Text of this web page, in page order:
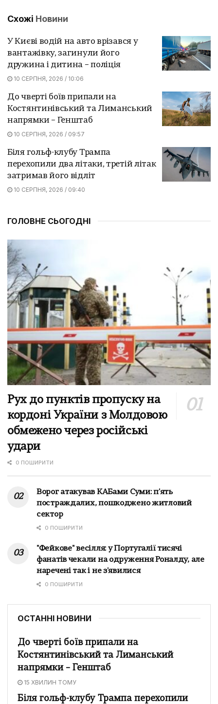
Схожі Новини
У Києві водій на авто врізався у
вантажівку, загинули його
дружина і дитина – поліція
10 СЕРПНЯ, 2026 / 10:06
До чверті боїв припали на
Костянтинівський та Лиманський
напрямки – Генштаб
10 СЕРПНЯ, 2026 / 09:57
Біля гольф-клубу Трампа
перехопили два літаки, третій літак
затримав його відліт
10 СЕРПНЯ, 2026 / 09:40
ГОЛОВНЕ СЬОГОДНІ
Рух до пунктів пропуску на
кордоні України з Молдовою
обмежено через російські
удари
0 ПОШИРИТИ
Ворог атакував КАБами Суми: п'ять
постраждалих, пошкоджено житловий
сектор
0 ПОШИРИТИ
"Фейкове" весілля: у Португалії тисячі
фанатів чекали на одруження Роналду, але
наречені так і не з'явилися
0 ПОШИРИТИ
ОСТАННІ НОВИНИ
До чверті боїв припали на
Костянтинівський та Лиманський
напрямки – Генштаб
15 ХВИЛИН ТОМУ
Біля гольф-клубу Трампа перехопили